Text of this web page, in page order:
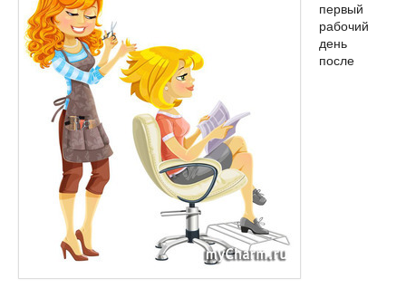
первый
рабочий
день
после